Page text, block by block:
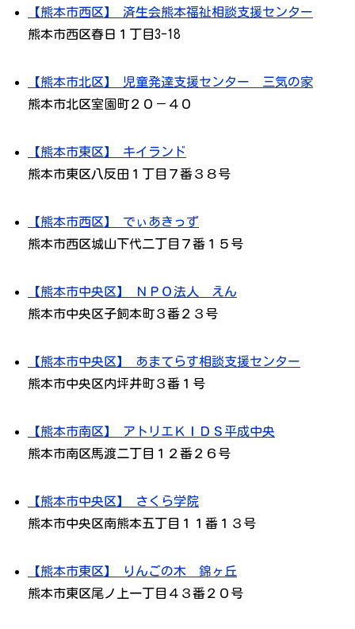
【熊本市西区】 済生会熊本福祉相談支援センター
熊本市西区春日１丁目3-18
【熊本市北区】 児童発達支援センター 三気の家
熊本市北区室園町２０－４０
【熊本市東区】 キイランド
熊本市東区八反田１丁目７番３８号
【熊本市西区】 でぃあきっず
熊本市西区城山下代二丁目７番１５号
【熊本市中央区】 ＮＰＯ法人 えん
熊本市中央区子飼本町３番２３号
【熊本市中央区】 あまてらす相談支援センター
熊本市中央区内坪井町３番１号
【熊本市南区】 アトリエＫＩＤＳ平成中央
熊本市南区馬渡二丁目１２番２６号
【熊本市中央区】 さくら学院
熊本市中央区南熊本五丁目１１番１３号
【熊本市東区】 りんごの木 錦ヶ丘
熊本市東区尾ノ上一丁目４３番２０号